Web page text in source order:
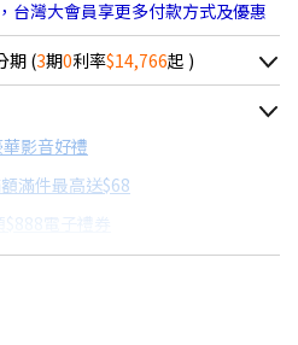
台灣大會員享更多付款方式及優惠
期 (3期0利率$14,766起 )
以購物車顯示為主
金額 配合銀行/業者
影音好禮
滿件最高送$68
電子禮券
聯名卡滿額最高回饋25%
人教你買